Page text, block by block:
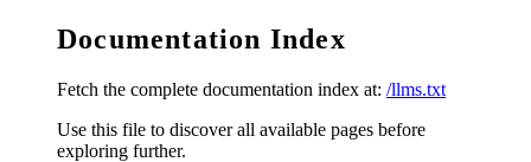
Documentation Index
Fetch the complete documentation index at: /llms.txt
Use this file to discover all available pages before
exploring further.